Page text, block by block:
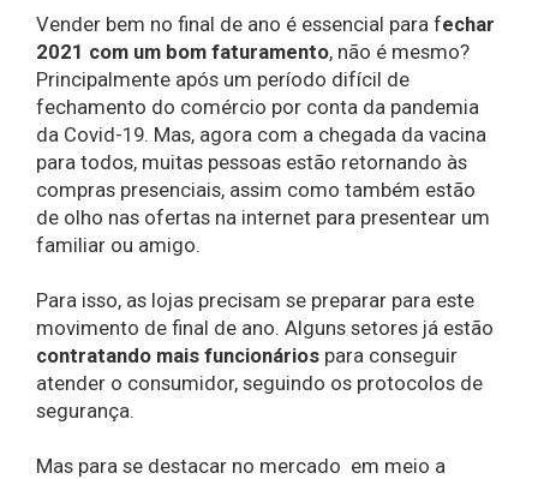
Vender bem no final de ano é essencial para fechar
2021 com um bom faturamento, não é mesmo?
Principalmente após um período difícil de
fechamento do comércio por conta da pandemia
da Covid-19. Mas, agora com a chegada da vacina
para todos, muitas pessoas estão retornando às
compras presenciais, assim como também estão
de olho nas ofertas na internet para presentear um
familiar ou amigo.
Para isso, as lojas precisam se preparar para este
movimento de final de ano. Alguns setores já estão
contratando mais funcionários para conseguir
atender o consumidor, seguindo os protocolos de
segurança.
Mas para se destacar no mercado em meio a